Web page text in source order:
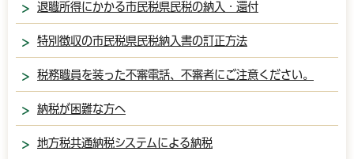
退職所得にかかる市民税県民税の納入・還付
特別徴収の市民税県民税納入書の訂正方法
税務職員を装った不審電話、不審者にご注意ください。
納税が困難な方へ
地方税共通納税システムによる納税